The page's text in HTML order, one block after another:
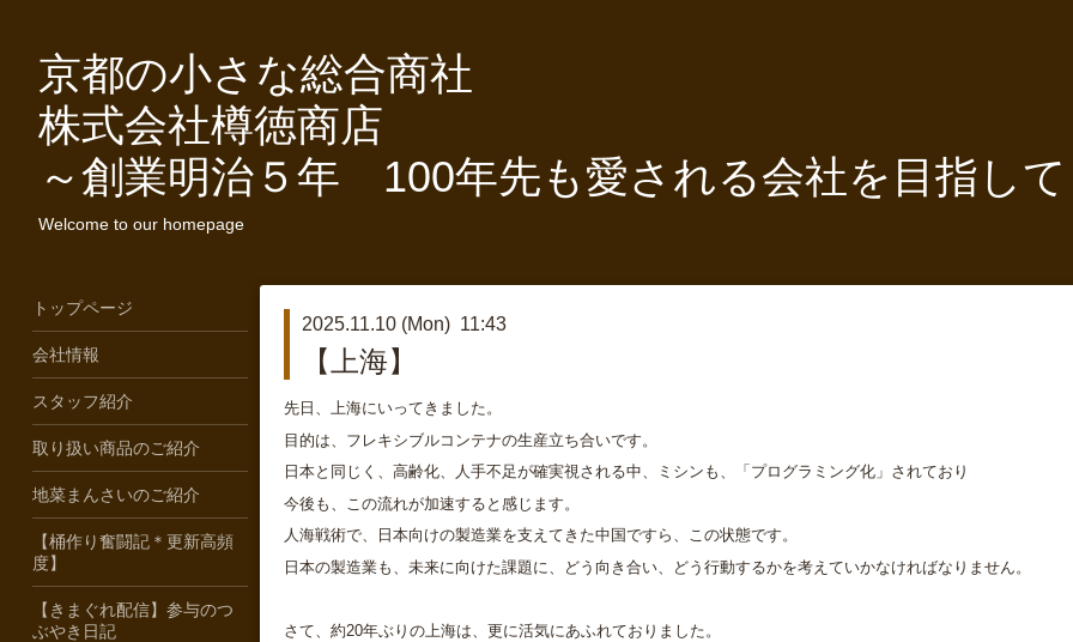
京都の小さな総合商社
株式会社樽徳商店
～創業明治５年 100年先も愛される会社を目指し
Welcome to our homepage
2025.11.10 (Mon) 11:43
【上海】
先日、上海にいってきました。
目的は、フレキシブルコンテナの生産立ち合いです。
日本と同じく、高齢化、人手不足が確実視される中、ミシンも、「プログラミング化」されており
今後も、この流れが加速すると感じます。
人海戦術で、日本向けの製造業を支えてきた中国ですら、この状態です。
日本の製造業も、未来に向けた課題に、どう向き合い、どう行動するかを考えていかなければなりません。
さて、約20年ぶりの上海は、更に活気にあふれておりました。
トップページ
会社情報
スタッフ紹介
取り扱い商品のご紹介
地菜まんさいのご紹介
【桶作り奮闘記＊更新高頻
度】
【きまぐれ配信】参与のつ
ぶやき日記